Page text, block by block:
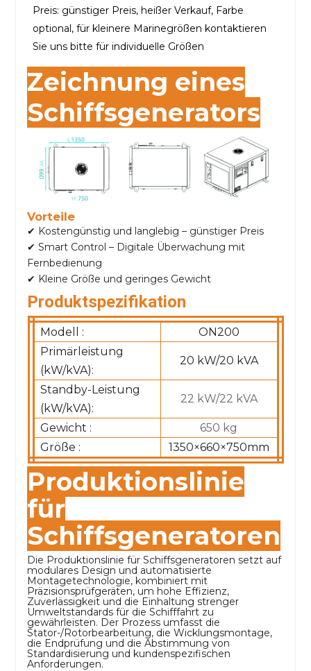
Preis: günstiger Preis, heißer Verkauf, Farbe
optional, für kleinere Marinegrößen kontaktieren
Sie uns bitte für individuelle Größen
Zeichnung eines
Schiffsgenerators
Vorteile
✔ Kostengünstig und langlebig – günstiger Preis
✔ Smart Control – Digitale Überwachung mit
Fernbedienung
✔ Kleine Größe und geringes Gewicht
Produktspezifikation
Modell :
ON200
Primärleistung
(kW/kVA):
20 kW/20 kVA
Standby-Leistung
(kW/kVA):
22 kW/22 kVA
Gewicht :
650 kg
Größe :
1350×660×750mm
Produktionslinie
für
Schiffsgeneratoren
Die Produktionslinie für Schiffsgeneratoren setzt auf
modulares Design und automatisierte
Montagetechnologie, kombiniert mit
Präzisionsprüfgeräten, um hohe Effizienz,
Zuverlässigkeit und die Einhaltung strenger
Umweltstandards für die Schifffahrt zu
gewährleisten. Der Prozess umfasst die
Stator-/Rotorbearbeitung, die Wicklungsmontage,
die Endprüfung und die Abstimmung von
Standardisierung und kundenspezifischen
Anforderungen.